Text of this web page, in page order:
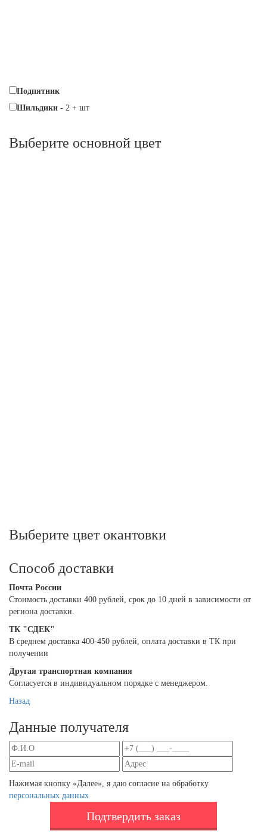
Подпятник
Шильдики - 2 + шт
Выберите oсновной цвет
Выберите цвет окантовки
Способ доставки
Почта России
Cтоимость доставки 400 рублей, срок до 10 дней в зависимости от
региона доставки.
ТК "СДЕК"
В среднем доставка 400-450 рублей, оплата доставки в ТК при
получении
Другая транспортная компания
Согласуется в индивидуальном порядке с менеджером.
Назад
Данные получателя
Нажимая кнопку «Далее», я даю согласие на обработку
персональных данных
Подтвердить заказ